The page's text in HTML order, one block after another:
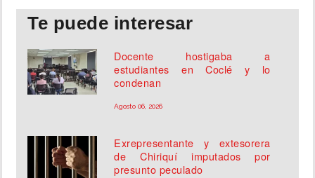
Te puede interesar
Docente hostigaba a
estudiantes en Coclé y lo
condenan
Agosto 06, 2026
Exrepresentante y extesorera
de Chiriquí imputados por
presunto peculado